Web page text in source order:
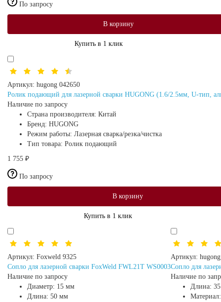
По запросу
В корзину
Купить в 1 клик
Артикул: hugong 042650
Ролик подающий для лазерной сварки HUGONG (1.6/2.5мм, U-тип,
Наличие по запросу
Страна производителя: Китай
Бренд: HUGONG
Режим работы: Лазерная сварка/резка/чистка
Тип товара: Ролик подающий
1 755 ₽
По запросу
В корзину
Купить в 1 клик
Артикул: Foxweld 9325
Сопло для лазерной сварки FoxWeld FWL21T WS0003
Наличие по запросу
Диаметр: 15 мм
Длина: 50 мм
Артикул:
Сопло для
Наличие по
Длина: